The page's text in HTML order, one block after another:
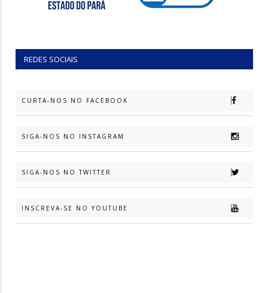
REDES SOCIAIS
CURTA-NOS NO FACEBOOK
SIGA-NOS NO INSTAGRAM
SIGA-NOS NO TWITTER
INSCREVA-SE NO YOUTUBE